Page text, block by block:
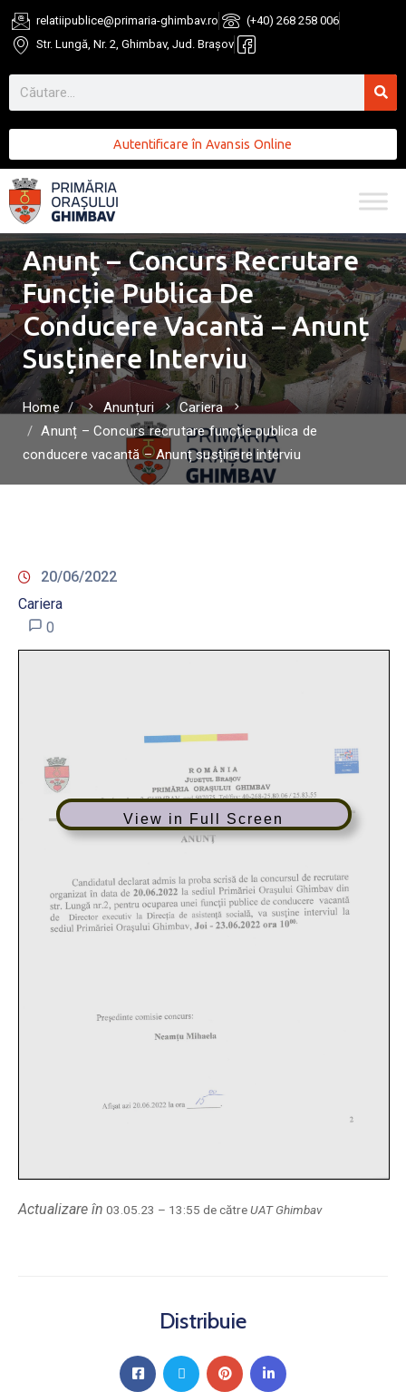
relatiipublice@primaria-ghimbav.ro
(+40) 268 258 006
Str. Lungă, Nr. 2, Ghimbav, Jud. Brașov
Autentificare în Avansis Online
Anunț – Concurs Recrutare
Funcție Publica De
Conducere Vacantă – Anunț
Susținere Interviu
Home Anunțuri
Cariera
Anunț – Concurs recrutare funcție publica de
conducere vacantă – Anunț susținere interviu
20/06/2022
Cariera
0
View in Full Screen
Actualizare în 03.05.23 – 13:55 de cătreUAT Ghimbav
Distribuie